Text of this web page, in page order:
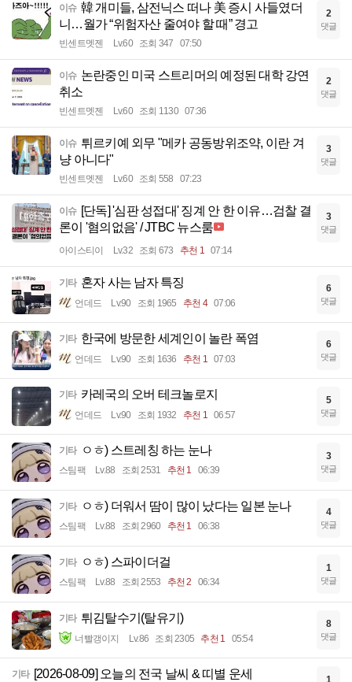
이슈 韓 개미들, 삼전닉스 떠나 美 증시 사들였더
니…월가 “위험자산 줄여야 할 때” 경고
빈센트멧젠 Lv.60 조회 347 07:50
2
댓글
이슈 논란중인 미국 스트리머의 예정된 대학 강연
취소
빈센트멧젠 Lv.60 조회 1130 07:36
2
댓글
이슈 튀르키예 외무 "메카 공동방위조약, 이란 겨
냥 아니다"
빈센트멧젠 Lv.60 조회 558 07:23
3
댓글
이슈 [단독] '심판 성접대' 징계 안 한 이유…검찰 결
론이 '혐의없음' / JTBC 뉴스룸
아이스티이 Lv.32 조회 673 추천 1 07:14
3
댓글
기타 혼자 사는 남자 특징
언데드 Lv.90 조회 1965 추천 4 07:06
6
댓글
기타 한국에 방문한 세계인이 놀란 폭염
언데드 Lv.90 조회 1636 추천 1 07:03
6
댓글
기타 카레국의 오버 테크놀로지
언데드 Lv.90 조회 1932 추천 1 06:57
5
댓글
기타 ㅇㅎ) 스트레칭 하는 눈나
스팀팩 Lv.88 조회 2531 추천 1 06:39
3
댓글
기타 ㅇㅎ) 더워서 땀이 많이 났다는 일본 눈나
스팀팩 Lv.88 조회 2960 추천 1 06:38
4
댓글
기타 ㅇㅎ) 스파이더걸
스팀팩 Lv.88 조회 2553 추천 2 06:34
1
댓글
기타 튀김탈수기(탈유기)
너빨갱이지 Lv.86 조회 2305 추천 1 05:54
8
댓글
기타 [2026-08-09] 오늘의 전국 날씨 & 띠별 운세 1